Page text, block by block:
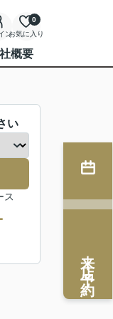
ンお気に入り
0
概要
い
ス
来店予約